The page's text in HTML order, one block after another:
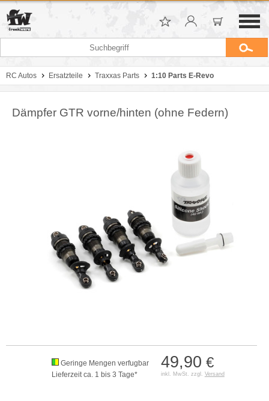
RC Autos Ersatzteile Traxxas Parts 1:10 Parts E-Revo
Dämpfer GTR vorne/hinten (ohne Federn)
49,90 €
inkl. MwSt. zzgl. Versand
Geringe Mengen verfugbar
Lieferzeit ca. 1 bis 3 Tage*